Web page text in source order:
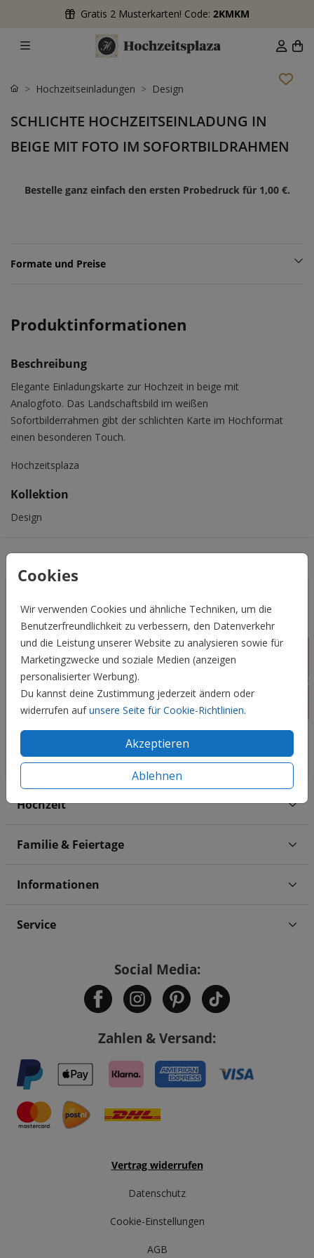
Gratis 2 Musterkarten! Code: 2KMKM
Cookies
Wir verwenden Cookies und ähnliche Techniken, um die
Benutzerfreundlichkeit zu verbessern, den Datenverkehr
und die Leistung unserer Website zu analysieren sowie für
Marketingzwecke und soziale Medien (anzeigen
personalisierter Werbung).
Du kannst deine Zustimmung jederzeit ändern oder
widerrufen aufunsere Seite für Cookie-Richtlinien.
Akzeptieren
Ablehnen
Hochzeitseinladungen Design
SCHLICHTE HOCHZEITSEINLADUNG IN
BEIGE MIT FOTO IM SOFORTBILDRAHMEN
Bestelle ganz einfach den ersten Probedruck für 1,00 €.
Formate und Preise
Produktinformationen
Beschreibung
Elegante Einladungskarte zur Hochzeit in beige mit
Analogfoto. Das Landschaftsbild im weißen
Sofortbilderrahmen gibt der schlichten Karte im Hochformat
einen besonderen Touch.
Hochzeitsplaza
Kollektion
Design
Hochzeit
Familie & Feiertage
Informationen
Service
Social Media:
Zahlen & Versand:
Vertrag widerrufen
Datenschutz
Cookie-Einstellungen
AGB